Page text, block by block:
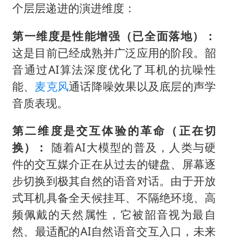
个层层递进的演进维度：
第一维度是性能增强（已全面落地）：
这是目前已经成熟并广泛应用的阶段。韶
音通过AI算法深度优化了耳机的抗噪性
能、 麦克风通话降噪效果以及底层的声学
音质表现。
第二维度是交互体验的革命（正在切
换）：
随着AI大模型的普及，人类与硬
件的交互媒介正在从过去的键盘、屏幕逐
步切换到极其自然的语音对话。由于开放
式耳机具备全天候挂耳、不隔绝环境、高
频佩戴的天然属性，它被韶音视为最自
然、最适配的AI自然语音交互入口，未来